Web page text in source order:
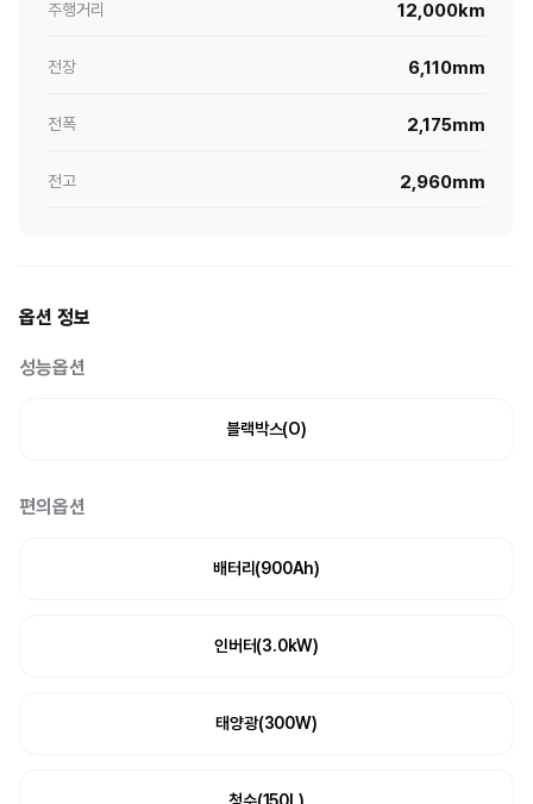
주행거리 12,000km
전장 6,110mm
전폭 2,175mm
전고 2,960mm
옵션 정보
성능옵션
블랙박스(O)
편의옵션
배터리(900Ah)
인버터(3.0kW)
태양광(300W)